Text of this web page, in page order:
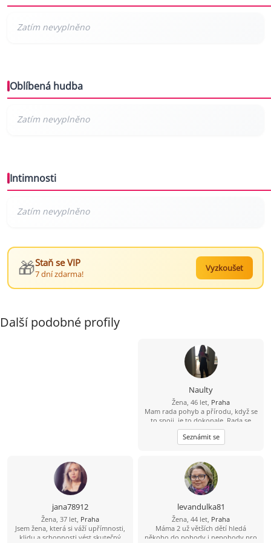
Oblíbená hudba
Intimnosti
🎁Staň se VIP
7 dní zdarma!
Vyzkoušet
Další podobné profily
Naulty
Žena, 46 let, Praha
Mam rada pohyb a přírodu, když se
to spoji, je to dokonale. Rada se
zabyvam různými druhy cvičení a
zdravým životním stylem, ale
samozrejme rezervy jsou ;-). Osobni
zábavná cesta. Byla bych rada,
kdybys na tom alespon castecne byl
podobne, je přínosem spolu růst :-).
Ale koníčky nemusíme mít stejne, je
fajn se i oddělit, stejný bychom měli
mít takový ten základ lidství…
Seznámit se
jana78912
Žena, 37 let, Praha
Jsem žena, která si váží upřímnosti,
klidu a schopnosti vést skutečný
levandulka81
Žena, 44 let, Praha
Máma 2 už větších dětí hledá
někoho do pohody i nepohody pro